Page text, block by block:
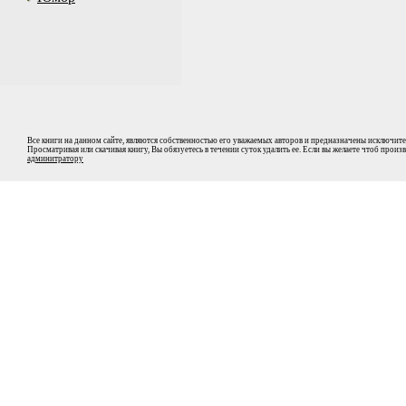
Все книги на данном сайте, являются собственностью его уважаемых авторов и предназначены
Просматривая или скачивая книгу, Вы обязуетесь в течении суток удалить ее. Если вы желаете чтоб
админитратору